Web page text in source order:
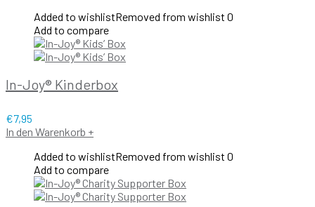
Added to wishlistRemoved from wishlist 0
Add to compare
In-Joy® Kinderbox
€7,95
In den Warenkorb +
Added to wishlistRemoved from wishlist 0
Add to compare